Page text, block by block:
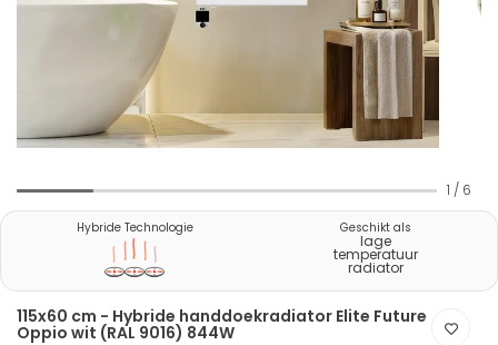
1 / 6
Hybride Technologie Geschikt als
lage
temperatuur
radiator
115x60 cm - Hybride handdoekradiator Elite Future
Oppio wit (RAL 9016) 844W